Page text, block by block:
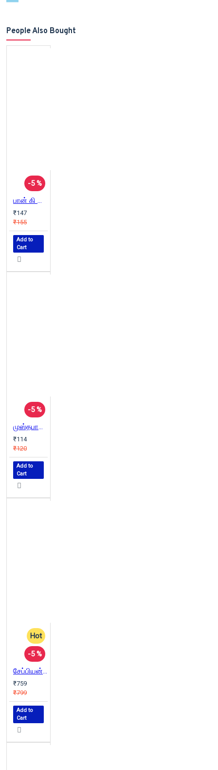
People Also Bought
-5 %
பான் கி மூனின் றுவாண்டா
₹147
₹155
Add to
Cart
-5 %
முஸ்தபாவைச் சுட்டுக்கொன்ற ஓரிரவு
₹114
₹120
Add to
Cart
Hot
-5 %
சேப்பியன்ஸ்: மனிதகுலத்தின் ஒரு சுருக்கமான வரலாறு | Sapiens
₹759
₹799
Add to
Cart